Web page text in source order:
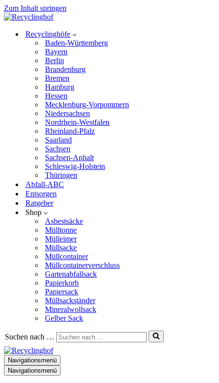
Zum Inhalt springen
Recyclinghöfe
Baden-Württemberg
Bayern
Berlin
Brandenburg
Bremen
Hamburg
Hessen
Mecklenburg-Vorpommern
Niedersachsen
Nordrhein-Westfalen
Rheinland-Pfalz
Saarland
Sachsen
Sachsen-Anhalt
Schleswig-Holstein
Thüringen
Abfall-ABC
Entsorgen
Ratgeber
Shop
Asbestsäcke
Mülltonne
Mülleimer
Müllsacke
Müllcontainer
Müllcontainerverschluss
Gartenabfallsack
Papierkorb
Papiersack
Müllsackständer
Mineralwollsack
Gelber Sack
Suchen nach …
Navigationsmenü
Navigationsmenü